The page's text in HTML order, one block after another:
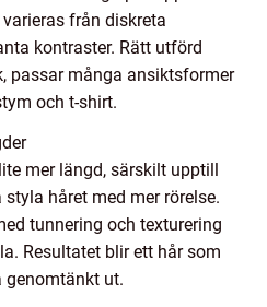
från diskreta
kontraster. Rätt utförd
passar många ansiktsformer
och t-shirt.
mer längd, särskilt upptill
håret med mer rörelse.
tunnering och texturering
Resultatet blir ett hår som
genomtänkt ut.